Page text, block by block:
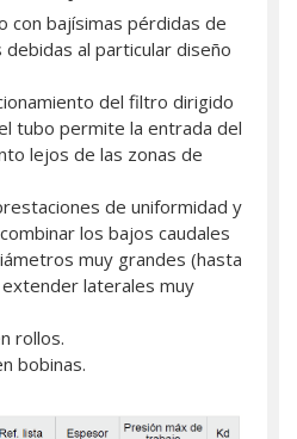
con bajísimas pérdidas de
debidas al particular diseño
del filtro dirigido
tubo permite la entrada del
lejos de las zonas de
de uniformidad y
los bajos caudales
muy grandes (hasta
laterales muy
rollos.
bobinas.